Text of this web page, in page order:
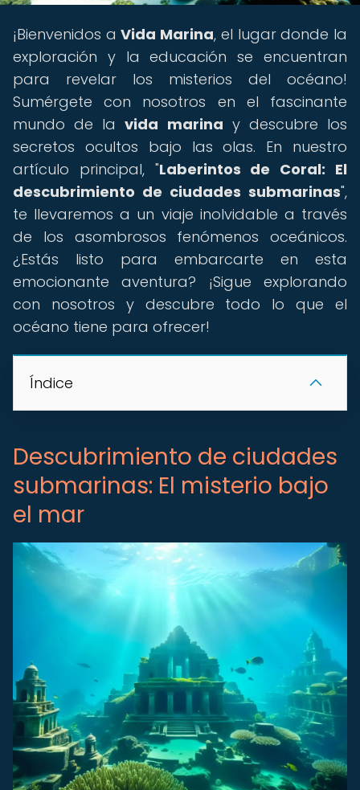
¡Bienvenidos aVida Marina, el lugar donde la
exploración y la educación se encuentran
para revelar los misterios del océano!
Sumérgete con nosotros en el fascinante
mundo de lavida marina y descubre los
secretos ocultos bajo las olas. En nuestro
artículo principal, "Laberintos de Coral: El
descubrimiento de ciudades submarinas",
te llevaremos a un viaje inolvidable a través
de los asombrosos fenómenos oceánicos.
¿Estás listo para embarcarte en esta
emocionante aventura? ¡Sigue explorando
con nosotros y descubre todo lo que el
océano tiene para ofrecer!
Índice
Descubrimiento de ciudades
submarinas: El misterio bajo
el mar